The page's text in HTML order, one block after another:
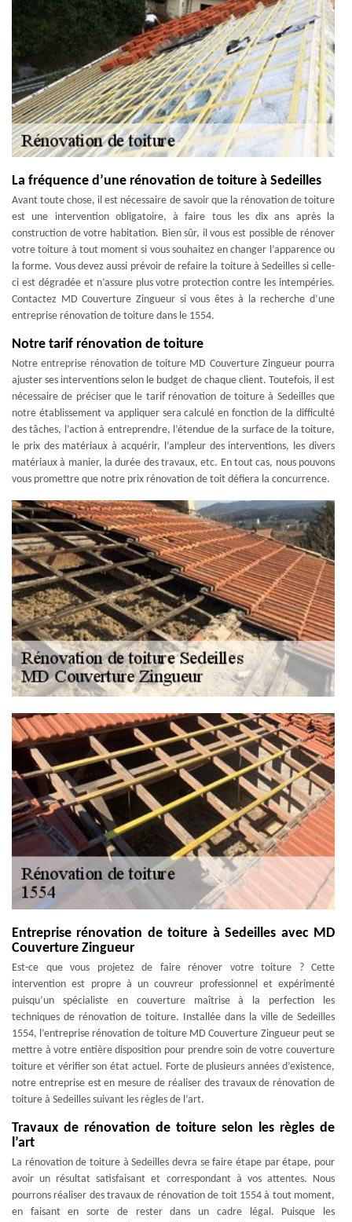
La fréquence d’une rénovation de toiture à Sedeilles
Avant toute chose, il est nécessaire de savoir que la rénovation de toiture
est une intervention obligatoire, à faire tous les dix ans après la
construction de votre habitation. Bien sûr, il vous est possible de rénover
votre toiture à tout moment si vous souhaitez en changer l’apparence ou
la forme. Vous devez aussi prévoir de refaire la toiture à Sedeilles si celle-
ci est dégradée et n’assure plus votre protection contre les intempéries.
Contactez MD Couverture Zingueur si vous êtes à la recherche d’une
entreprise rénovation de toiture dans le 1554.
Notre tarif rénovation de toiture
Notre entreprise rénovation de toiture MD Couverture Zingueur pourra
ajuster ses interventions selon le budget de chaque client. Toutefois, il est
nécessaire de préciser que le tarif rénovation de toiture à Sedeilles que
notre établissement va appliquer sera calculé en fonction de la difficulté
des tâches, l’action à entreprendre, l’étendue de la surface de la toiture,
le prix des matériaux à acquérir, l’ampleur des interventions, les divers
matériaux à manier, la durée des travaux, etc. En tout cas, nous pouvons
vous promettre que notre prix rénovation de toit défiera la concurrence.
Entreprise rénovation de toiture à Sedeilles avec MD
Couverture Zingueur
Est-ce que vous projetez de faire rénover votre toiture ? Cette
intervention est propre à un couvreur professionnel et expérimenté
puisqu’un spécialiste en couverture maîtrise à la perfection les
techniques de rénovation de toiture. Installée dans la ville de Sedeilles
1554, l’entreprise rénovation de toiture MD Couverture Zingueur peut se
mettre à votre entière disposition pour prendre soin de votre couverture
toiture et vérifier son état actuel. Forte de plusieurs années d’existence,
notre entreprise est en mesure de réaliser des travaux de rénovation de
toiture à Sedeilles suivant les règles de l’art.
Travaux de rénovation de toiture selon les règles de
l’art
La rénovation de toiture à Sedeilles devra se faire étape par étape, pour
avoir un résultat satisfaisant et correspondant à vos attentes. Nous
pourrons réaliser des travaux de rénovation de toit 1554 à tout moment,
en faisant en sorte de rester dans un cadre légal. Puisque les